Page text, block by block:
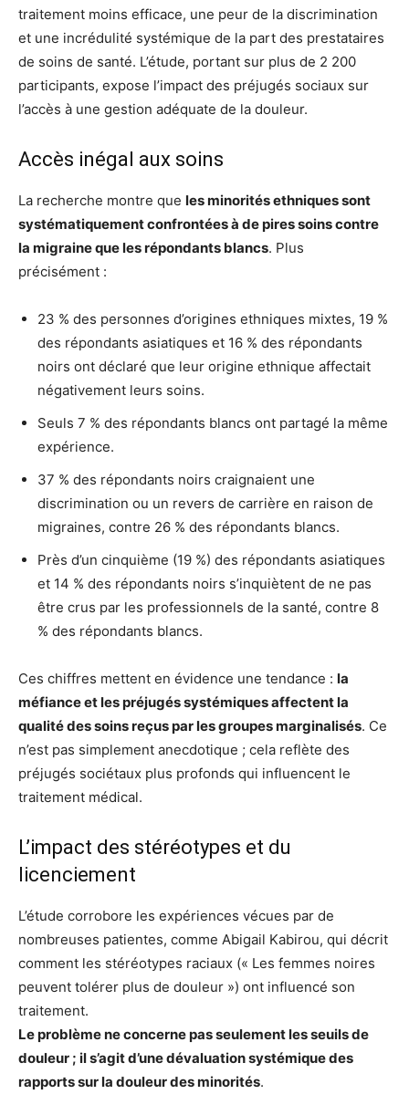
traitement moins efficace, une peur de la discrimination
et une incrédulité systémique de la part des prestataires
de soins de santé. L’étude, portant sur plus de 2 200
participants, expose l’impact des préjugés sociaux sur
l’accès à une gestion adéquate de la douleur.
Accès inégal aux soins
La recherche montre que les minorités ethniques sont
systématiquement confrontées à de pires soins contre
la migraine que les répondants blancs. Plus
précisément :
23 % des personnes d’origines ethniques mixtes, 19 %
des répondants asiatiques et 16 % des répondants
noirs ont déclaré que leur origine ethnique affectait
négativement leurs soins.
Seuls 7 % des répondants blancs ont partagé la même
expérience.
37 % des répondants noirs craignaient une
discrimination ou un revers de carrière en raison de
migraines, contre 26 % des répondants blancs.
Près d’un cinquième (19 %) des répondants asiatiques
et 14 % des répondants noirs s’inquiètent de ne pas
être crus par les professionnels de la santé, contre 8
% des répondants blancs.
Ces chiffres mettent en évidence une tendance : la
méfiance et les préjugés systémiques affectent la
qualité des soins reçus par les groupes marginalisés. Ce
n’est pas simplement anecdotique ; cela reflète des
préjugés sociétaux plus profonds qui influencent le
traitement médical.
L’impact des stéréotypes et du
licenciement
L’étude corrobore les expériences vécues par de
nombreuses patientes, comme Abigail Kabirou, qui décrit
comment les stéréotypes raciaux (« Les femmes noires
peuvent tolérer plus de douleur ») ont influencé son
traitement.
Le problème ne concerne pas seulement les seuils de
douleur ; il s’agit d’une dévaluation systémique des
rapports sur la douleur des minorités.